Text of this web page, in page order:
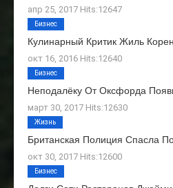
апр 25, 2017 Hits:12647
Кулинарный Критик Жиль
окт 16, 2016 Hits:12640
Бизнес
Неподалёку От Оксфорда
март 30, 2017 Hits:12630
Бизнес
Британская Полиция Спасла
окт 30, 2017 Hits:12600
Жизнь
Бизнес